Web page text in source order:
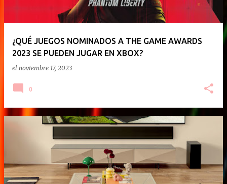
¿QUÉ JUEGOS NOMINADOS A THE GAME AWARDS
2023 SE PUEDEN JUGAR EN XBOX?
el noviembre 17, 2023
0